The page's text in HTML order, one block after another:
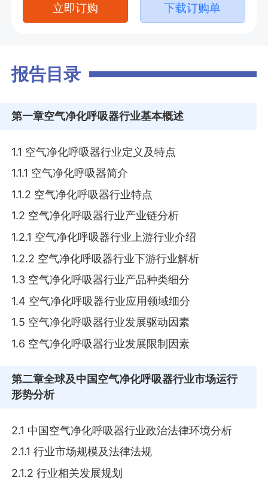
立即订购 下载订购单
报告目录
第一章空气净化呼吸器行业基本概述
1.1 空气净化呼吸器行业定义及特点
1.1.1 空气净化呼吸器简介
1.1.2 空气净化呼吸器行业特点
1.2 空气净化呼吸器行业产业链分析
1.2.1 空气净化呼吸器行业上游行业介绍
1.2.2 空气净化呼吸器行业下游行业解析
1.3 空气净化呼吸器行业产品种类细分
1.4 空气净化呼吸器行业应用领域细分
1.5 空气净化呼吸器行业发展驱动因素
1.6 空气净化呼吸器行业发展限制因素
第二章全球及中国空气净化呼吸器行业市场运行
形势分析
2.1 中国空气净化呼吸器行业政治法律环境分析
2.1.1 行业市场规模及法律法规
2.1.2 行业相关发展规划